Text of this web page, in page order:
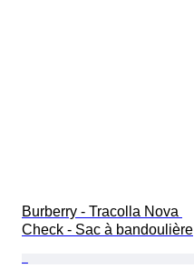
Burberry - Tracolla Nova
Check - Sac à bandoulière